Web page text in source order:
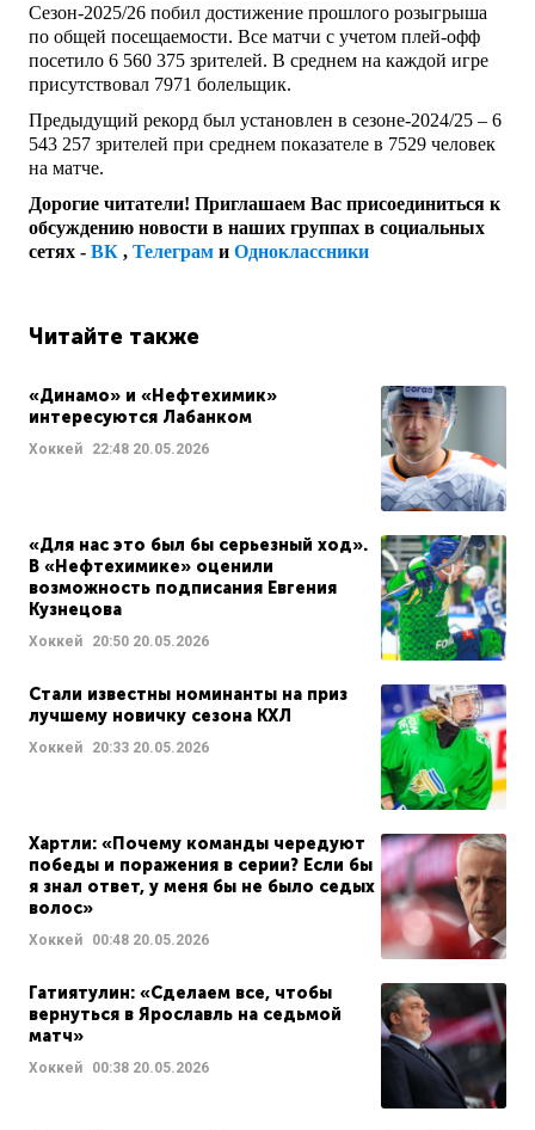
Сезон-2025/26 побил достижение прошлого розыгрыша
по общей посещаемости. Все матчи с учетом плей-офф
посетило 6 560 375 зрителей. В среднем на каждой игре
присутствовал 7971 болельщик.
Предыдущий рекорд был установлен в сезоне-2024/25 – 6
543 257 зрителей при среднем показателе в 7529 человек
на матче.
Дорогие читатели! Приглашаем Вас присоединиться к
обсуждению новости в наших группах в социальных
сетях - ВК , Телеграм и Одноклассники
Читайте также
«Динамо» и «Нефтехимик»
интересуются Лабанком
Хоккей 22:48 20.05.2026
«Для нас это был бы серьезный ход».
В «Нефтехимике» оценили
возможность подписания Евгения
Кузнецова
Хоккей 20:50 20.05.2026
Стали известны номинанты на приз
лучшему новичку сезона КХЛ
Хоккей 20:33 20.05.2026
Хартли: «Почему команды чередуют
победы и поражения в серии? Если бы
я знал ответ, у меня бы не было седых
волос»
Хоккей 00:48 20.05.2026
Гатиятулин: «Сделаем все, чтобы
вернуться в Ярославль на седьмой
матч»
Хоккей 00:38 20.05.2026